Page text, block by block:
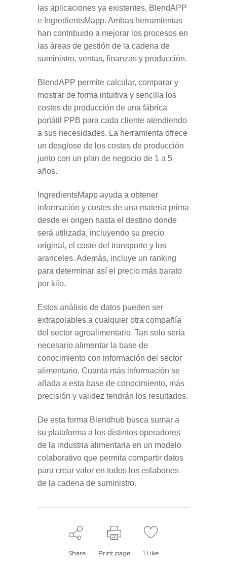
las aplicaciones ya existentes, BlendAPP
e IngredientsMapp. Ambas herramientas
han contribuido a mejorar los procesos en
las áreas de gestión de la cadena de
suministro, ventas, finanzas y producción.
BlendAPP permite calcular, comparar y
mostrar de forma intuitiva y sencilla los
costes de producción de una fábrica
portátil PPB para cada cliente atendiendo
a sus necesidades. La herramienta ofrece
un desglose de los costes de producción
junto con un plan de negocio de 1 a 5
años.
IngredientsMapp ayuda a obtener
información y costes de una materia prima
desde el origen hasta el destino donde
será utilizada, incluyendo su precio
original, el coste del transporte y los
aranceles. Además, incluye un ranking
para determinar así el precio más barato
por kilo.
Estos análisis de datos pueden ser
extrapolables a cualquier otra compañía
del sector agroalimentario. Tan solo sería
necesario alimentar la base de
conocimiento con información del sector
alimentario. Cuanta más información se
añada a esta base de conocimiento, más
precisión y validez tendrán los resultados.
De esta forma Blendhub busca sumar a
su plataforma a los distintos operadores
de la industria alimentaria en un modelo
colaborativo que permita compartir datos
para crear valor en todos los eslabones
de la cadena de suministro.
Share Print page 1 Like